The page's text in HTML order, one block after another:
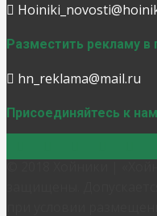
Разместить рекламу в
hn_reklama@mail.ru
Присоединяйтесь к